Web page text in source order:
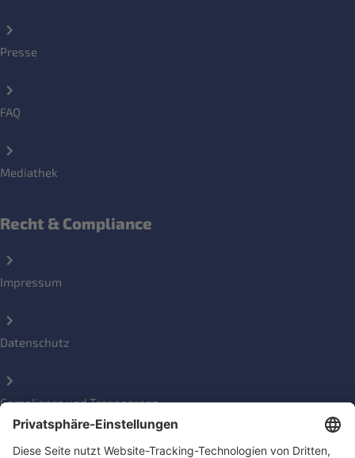
Presse
FAQ
Mediathek
Recht & Compliance
Impressum
Datenschutz
Compliance und Transparenz